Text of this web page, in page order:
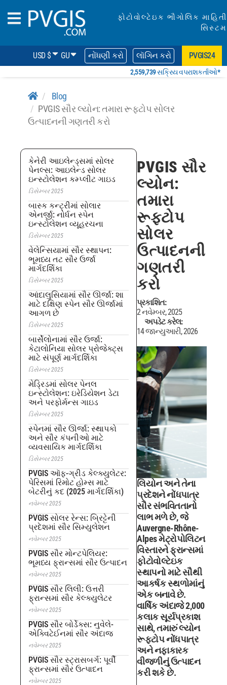
ફોટોવોલ્ટેઇક ભૌગોલિક માહિતી
સિસ્ટમ
USD $ GU નોંધણી કરો લૉગિન કરો PVGIS24
2,559,739 સક્રિય વપરાશકર્તાઓ*
Blog
PVGIS સૌર લ્યોન: તમારા રૂફટોપ સોલર
ઉત્પાદનની ગણતરી કરો
કેનેરી આઇલેન્ડ્સમાં સોલર
પેનલ્સ: આઇલેન્ડ સોલર
ઇન્સ્ટોલેશન કમ્પ્લીટ ગાઇડ
ડિસેમ્બર 2025
બાસ્ક કન્ટ્રીમાં સોલાર
એનર્જી: નોર્ધન સ્પેન
ઇન્સ્ટોલેશન વ્યૂહરચના
ડિસેમ્બર 2025
વેલેન્સિયામાં સૌર સ્થાપન:
ભૂમધ્ય તટ સૌર ઉર્જા
માર્ગદર્શિકા
ડિસેમ્બર 2025
આંદાલુસિયામાં સૌર ઊર્જા: શા
માટે દક્ષિણ સ્પેન સૌર ઊર્જામાં
આગળ છે
ડિસેમ્બર 2025
બાર્સેલોનામાં સૌર ઉર્જા:
કેટાલોનિયા સોલર પ્રોજેક્ટ્સ
માટે સંપૂર્ણ માર્ગદર્શિકા
ડિસેમ્બર 2025
મેડ્રિડમાં સોલર પેનલ
ઇન્સ્ટોલેશન: ઇરેડિયેશન ડેટા
અને પરફોર્મન્સ ગાઇડ
ડિસેમ્બર 2025
સ્પેનમાં સૌર ઊર્જા: સ્થાપકો
અને સૌર કંપનીઓ માટે
વ્યવસાયિક માર્ગદર્શિકા
ડિસેમ્બર 2025
PVGIS ઑફ-ગ્રીડ કેલ્ક્યુલેટર:
પેરિસમાં રિમોટ હોમ્સ માટે
બેટરીનું કદ (2025 માર્ગદર્શિકા)
નવેમ્બર 2025
PVGIS સોલર રેન્સ: બ્રિટ્ટેની
પ્રદેશમાં સૌર સિમ્યુલેશન
નવેમ્બર 2025
PVGIS સૌર મોન્ટપેલિયર:
ભૂમધ્ય ફ્રાન્સમાં સૌર ઉત્પાદન
નવેમ્બર 2025
PVGIS સૌર લિલી: ઉત્તરી
ફ્રાન્સમાં સૌર કેલ્ક્યુલેટર
નવેમ્બર 2025
PVGIS સૌર બોર્ડેક્સ: નુવેલે-
એક્વિટેઈનમાં સૌર અંદાજ
નવેમ્બર 2025
PVGIS સૌર સ્ટ્રાસબર્ગ: પૂર્વી
ફ્રાન્સમાં સૌર ઉત્પાદન
નવેમ્બર 2025
PVGIS સૌર
લ્યોન:
તમારા
રૂફટોપ
સોલર
ઉત્પાદનની
ગણતરી
કરો
પ્રકાશિત:
2 નવેમ્બર, 2025
અપડેટ કરેલ:
14 જાન્યુઆરી, 2026
લિયોન અને તેના
પ્રદેશને નોંધપાત્ર
સૌર સંભવિતતાનો
લાભ મળે છે, જે
Auvergne-Rhône-
Alpes મેટ્રોપોલિટન
વિસ્તારને ફ્રાન્સમાં
ફોટોવોલ્ટેઇક
સ્થાપનો માટે સૌથી
આકર્ષક સ્થળોમાંનું
એક બનાવે છે.
વાર્ષિક અંદાજે 2,000
કલાક સૂર્યપ્રકાશ
સાથે, તમારું લ્યોન
રૂફટોપ નોંધપાત્ર
અને નફાકારક
વીજળીનું ઉત્પાદન
કરી શકે છે.